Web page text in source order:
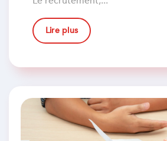
Lire plus